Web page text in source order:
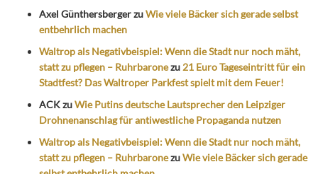
Axel GünthersbergerzuWie viele Bäcker sich gerade selbst
entbehrlich machen
Waltrop als Negativbeispiel: Wenn die Stadt nur noch mäht,
statt zu pflegen – Ruhrbaronezu 21 Euro Tageseintritt für ein
Stadtfest? Das Waltroper Parkfest spielt mit dem Feuer!
ACKzuWie Putins deutsche Lautsprecher den Leipziger
Drohnenanschlag für antiwestliche Propaganda nutzen
Waltrop als Negativbeispiel: Wenn die Stadt nur noch mäht,
statt zu pflegen – RuhrbaronezuWie viele Bäcker sich gerade